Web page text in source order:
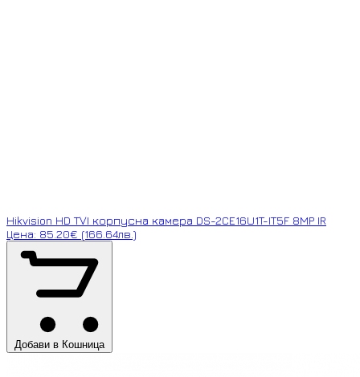
Hikvision HD TVI корпусна камера DS-2CE16U1T-IT5F 8MP IR
Цена: 85.20€ (166.64лв.)
Добави в Кошница